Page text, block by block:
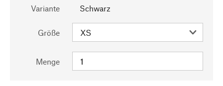
Variante Schwarz
Größe
Menge